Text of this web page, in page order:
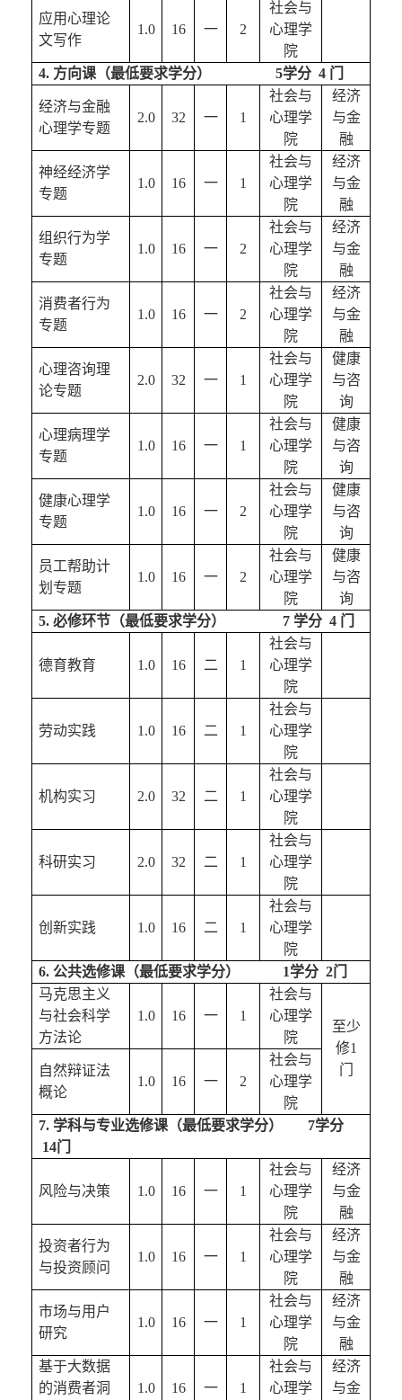
应用心理论
文写作
1.0 16 一 2
社会与
心理学
院
4. 方向课（最低要求学分）
5学分  4 门
经济与金融
心理学专题
2.0 32 一 1
社会与
心理学
院
经济
与金
融
神经经济学
专题
1 .0 16 一 1
社会与
心理学
院
经济
与金
融
组织行为学
专题
1 .0 16 一 2
社会与
心理学
院
经济
与金
融
消费者行为
专题
1.0 16 一 2
社会与
心理学
院
经济
与金
融
心理咨询理
论专题
2.0 32 一 1
社会与
心理学
院
健康
与咨
询
心理病理学
专题
1 .0 16 一 1
社会与
心理学
院
健康
与咨
询
健康心理学
专题
1.0 16 一 2
社会与
心理学
院
健康
与咨
询
员工帮助计
划 专题
1.0 16 一 2
社会与
心理学
院
健康
与咨
询
5. 必修环节（最低要求学分） 7 学分  4 门
德育教育 1.0 16 二 1
社会与
心理学
院
劳动实践 1.0 16 二 1
社会与
心理学
院
机构实习 2.0 32 二 1
社会与
心理学
院
科研实习 2.0 32 二 1
社会与
心理学
院
创新实践 1.0 16 二 1
社会与
心理学
院
6. 公共选修课 （最低要求学分） 1学分 2门
马克思主义
与社会科学
方法论
1.0 16 一 1
社会与
心理学
院
至少
修1
门
自然辩证法
概论
1.0 16 一 2
社会与
心理学
院
7. 学科与专业选修课 （最低要求学分） 7学分
14门
风险与决策 1.0 16 一 1
社会与
心理学
院
经济
与金
融
投资者行为
与投资顾问
1.0 16 一 1
社会与
心理学
院
经济
与金
融
市场与用户
研究
1.0 16 一 1
社会与
心理学
院
经济
与金
融
基于大数据
的消费者洞
1.0 16 一 1
社会与
心理学
经济
与金